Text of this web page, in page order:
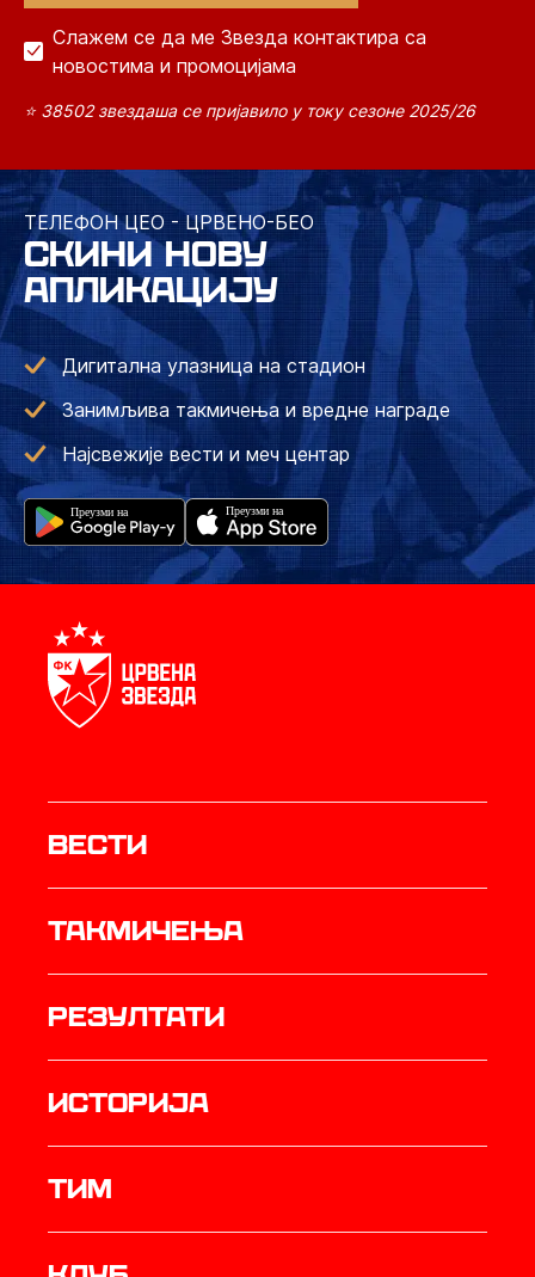
Слажем се да ме Звезда контактира са
новостима и промоцијама
⭐ 38502 звездаша се пријавило у току сезоне 2025/26
ТЕЛЕФОН ЦЕО - ЦРВЕНО-БЕО
СКИНИ НОВУ
АПЛИКАЦИЈУ
Дигитална улазница на стадион
Занимљива такмичења и вредне награде
Најсвежије вести и меч центар
Вести
Такмичења
резултати
историја
ТИМ